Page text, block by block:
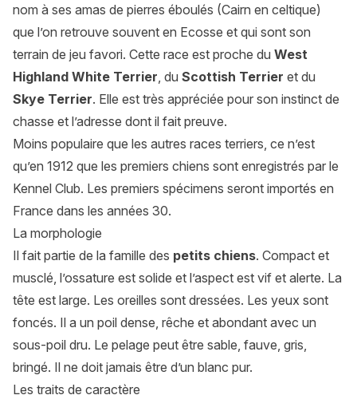
nom à ses amas de pierres éboulés (Cairn en celtique)
que l’on retrouve souvent en Ecosse et qui sont son
terrain de jeu favori. Cette race est proche du West
Highland White Terrier, du Scottish Terrier et du
Skye Terrier. Elle est très appréciée pour son instinct de
chasse et l’adresse dont il fait preuve.
Moins populaire que les autres races terriers, ce n’est
qu’en 1912 que les premiers chiens sont enregistrés par le
Kennel Club. Les premiers spécimens seront importés en
France dans les années 30.
La morphologie
Il fait partie de la famille des petits chiens. Compact et
musclé, l’ossature est solide et l’aspect est vif et alerte. La
tête est large. Les oreilles sont dressées. Les yeux sont
foncés. Il a un poil dense, rêche et abondant avec un
sous-poil dru. Le pelage peut être sable, fauve, gris,
bringé. Il ne doit jamais être d’un blanc pur.
Les traits de caractère